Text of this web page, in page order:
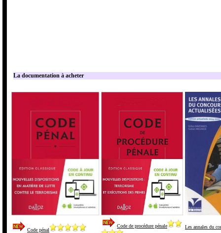
La documentation à acheter
Code pénal
Code de procédure pénale Les annales du